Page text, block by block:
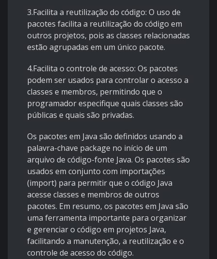
3.Facilita a reutilização do código: O uso de
pacotes facilita a reutilização do código em
outros projetos, pois as classes relacionadas
estão agrupadas em um único pacote.
4.Facilita o controle de acesso: Os pacotes
podem ser usados para controlar o acesso a
classes e membros, permitindo que o
programador especifique quais classes são
públicas e quais são privadas.
Os pacotes em Java são definidos usando a
palavra-chave package no início de um
arquivo de código-fonte Java. Os pacotes são
usados em conjunto com importações
(import) para permitir que o código Java
acesse classes e membros de outros
pacotes. Em resumo, os pacotes em Java são
uma ferramenta importante para organizar
e gerenciar o código em projetos Java,
facilitando a manutenção, a reutilização e o
controle de acesso do código.